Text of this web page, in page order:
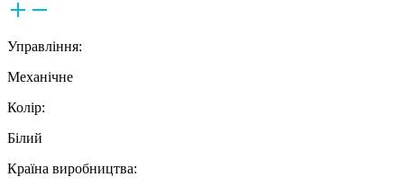
Управління:
Механічне
Колір:
Білий
Країна виробництва: